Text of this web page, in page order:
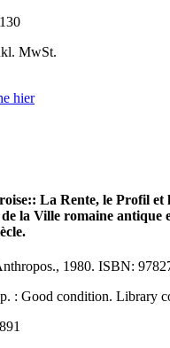
MwSt.
hier
La Rente, le Profil et
la Ville romaine antique
1980. ISBN:
: Good condition. Library